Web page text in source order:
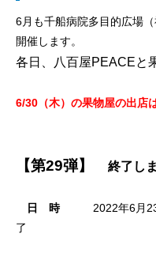
6月も千船病院多目的広場
開催します。
各日、八百屋PEACEと
6/30（木）の果物屋の出店
【第29弾】 終了し
日 時2022年6月23日
了